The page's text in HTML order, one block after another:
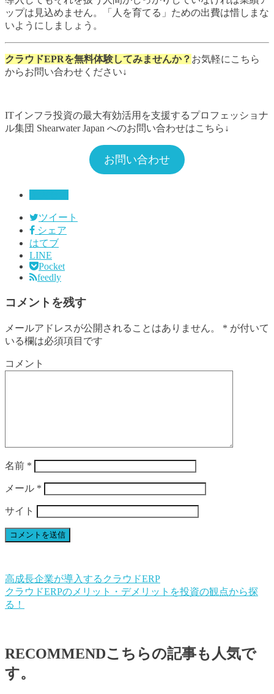
ップは見込めません。「人を育てる」ための出費は惜しまな
いようにしましょう。
クラウドEPRを無料体験してみませんか？ お気軽にこちら
からお問い合わせください↓
ITインフラ投資の最大有効活用を支援するプロフェッショナ
ル集団 Shearwater Japan へのお問い合わせはこちら↓
お問い合わせ
ツイート
シェア
はてブ
LINE
Pocket
feedly
コメントを残す
メールアドレスが公開されることはありません。 * が付いて
いる欄は必須項目です
コメント
名前 *
メール *
サイト
高成長企業が導入するクラウドERP
クラウドERPのメリット・デメリットを投資の観点から探
る！
RECOMMENDこちらの記事も人気で
す。